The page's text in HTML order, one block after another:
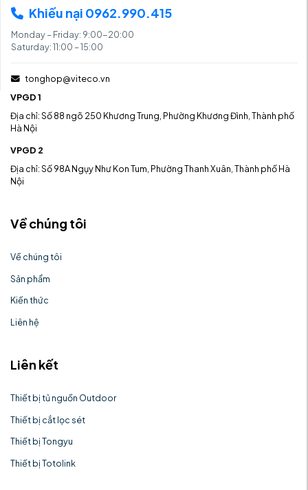
Khiếu nại 0962.990.415
Monday – Friday: 9:00-20:00
Saturday: 11:00 – 15:00
tonghop@viteco.vn
VPGD 1
Địa chỉ: Số 88 ngõ 250 Khương Trung, Phường Khương Đình, Thành phố
Hà Nội
VPGD 2
Địa chỉ: Số 98A Ngụy Như Kon Tum, Phường Thanh Xuân, Thành phố Hà
Nội
Về chúng tôi
Về chúng tôi
Sản phẩm
Kiến thức
Liên hệ
Liên kết
Thiết bị tủ nguồn Outdoor
Thiết bị cắt lọc sét
Thiết bị Tongyu
Thiết bị Totolink